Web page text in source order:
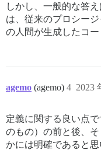
しかし、一般的な答
は、従来のプロシー
の人間が生成したコー
agemo (agemo) 2023
4
定義に関する良い点
のもの）の前と後、そ
かには明確であると